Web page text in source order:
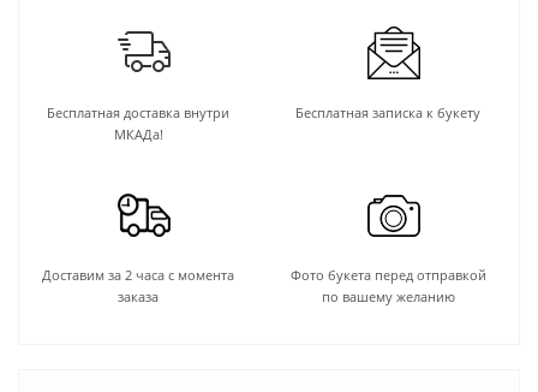
Бесплатная доставка внутри
МКАДа!
Бесплатная записка к букету
Доставим за 2 часа с момента
заказа
Фото букета перед отправкой
по вашему желанию